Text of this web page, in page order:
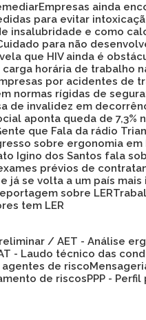
Empresas ainda
para evitar
insalubridade e como
para não
que HIV ainda é
horária de trabalho
por acidentes de
normas rígidas de
de invalidez em
aponta queda de
que Fala da rádio
sobre ergonomia em
Igino dos Santos fala
prévios de
já se volta a um país
sobre LER
tem LER
/ AET - Análise
- Laudo técnico das
agentes de risco
de riscos
PPP -